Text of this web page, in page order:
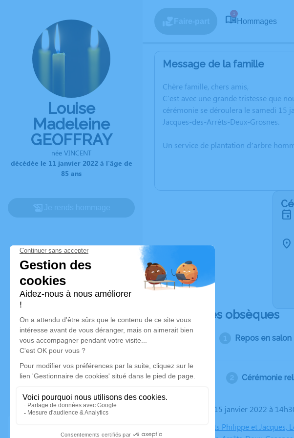
Louise
Madeleine
GEOFFRAY
née VINCENT
décédée le 11 janvier 2022 à l'âge de
85 ans
1
Hommages
Message de la famille
Chère famille, chers amis,
C'est avec une grande tristesse que
cérémonie se déroulera le samedi 15
Jacques-des-Arrêts-Deux-Grosnes.
Un service de plantation d’arbre
Déroulé des obsèques
Repos en
Cérémonie
Le samedi 15 janvier 2022 à
Église Saints Philippe et Jacques,